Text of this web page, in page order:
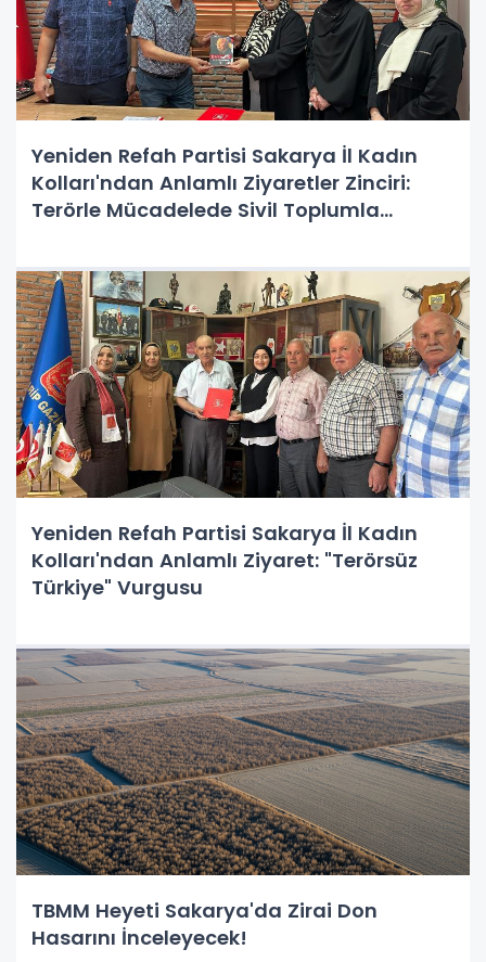
Yeniden Refah Partisi Sakarya İl Kadın
Kolları'ndan Anlamlı Ziyaretler Zinciri:
Terörle Mücadelede Sivil Toplumla
Yeniden Refah Partisi Sakarya İl Kadın
Kolları'ndan Anlamlı Ziyaret: "Terörsüz
Türkiye" Vurgusu
TBMM Heyeti Sakarya'da Zirai Don
Hasarını İnceleyecek!